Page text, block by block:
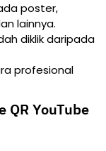
poster,
lainnya.
diklik daripada
profesional
QR YouTube